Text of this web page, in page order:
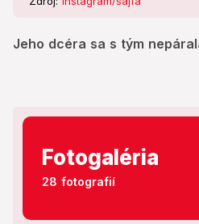
Jeho dcéra sa s tým
Fotogaléria
28 fotografií